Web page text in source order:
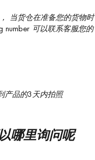
当货仓在准备您的货物时
number 可以联系客服您的
产品的3天内拍照
哪里询问呢